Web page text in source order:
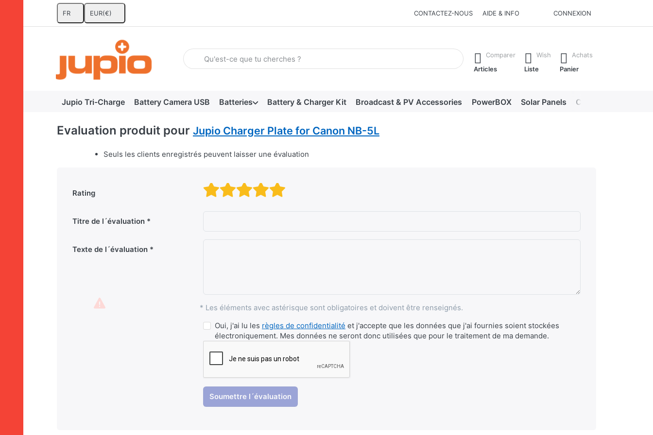
FR EUR(€) CONTACTEZ-NOUS AIDE & INFO CONNEXION
Enter a search term. Results will appear automatically as you type. Press the Enter key to view all the results.
Comparer
Articles
Wish
Liste
Achats
Panier
Jupio Tri-Charge Battery Camera USB Batteries Battery & Charger Kit Broadcast & PV Accessories PowerBOX Solar Panels Chargers
Evaluation produit pour Jupio Charger Plate for Canon NB-5L
Seuls les clients enregistrés peuvent laisser une évaluation
Rating Rating: 4 out of 5 stars.
Rating: 3 out of 5 stars.
Rating: 2 out of 5 stars.
Rating: 1 out of 5 stars. Mauvais
Titre de l´évaluation
Texte de l´évaluation
* Les éléments avec astérisque sont obligatoires et doivent être renseignés.
Oui, j'ai lu les règles de confidentialité et j'accepte que les données que j'ai fournies soient stockées
électroniquement. Mes données ne seront donc utilisées que pour le traitement de ma demande.
Soumettre l´évaluation